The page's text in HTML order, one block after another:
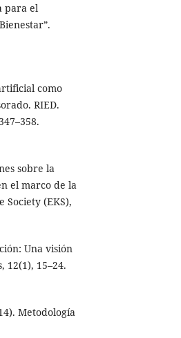
para el
como
RIED.
sobre la
el marco de la
Society (EKS),
Una visión
12(1), 15–24.
Metodología